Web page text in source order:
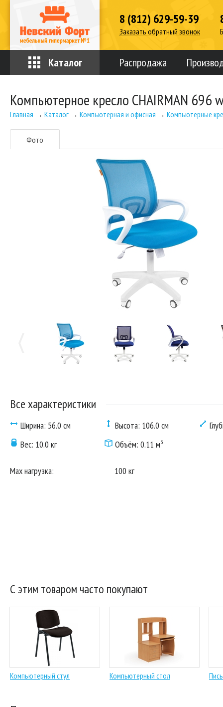
8 (812) 629-59-39
Заказать обратный звонок
Каталог Распродажа
Компьютерное кресло CHAIRMAN 696
Главная → Каталог → Компьютерная и офисная → Компьютерные
Фото
Все характеристики
Ширина: 56.0 см Высота: 106.0 см
Вес: 10.0 кг
Объём: 0.11 м³
Маx нагрузка: 100 кг
С этим товаром часто покупают
Компьютерный стул Компьютерный стол